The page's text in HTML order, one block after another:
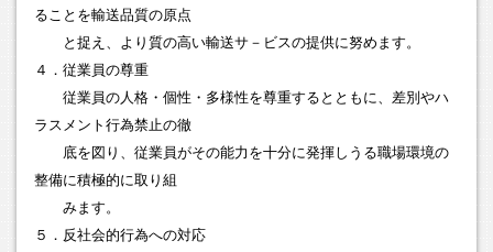
ることを輸送品質の原点
と捉え、より質の高い輸送サ－ビスの提供に努めます。
４．従業員の尊重
従業員の人格・個性・多様性を尊重するとともに、差別やハ
ラスメント行為禁止の徹
底を図り、従業員がその能力を十分に発揮しうる職場環境の
整備に積極的に取り組
みます。
５．反社会的行為への対応